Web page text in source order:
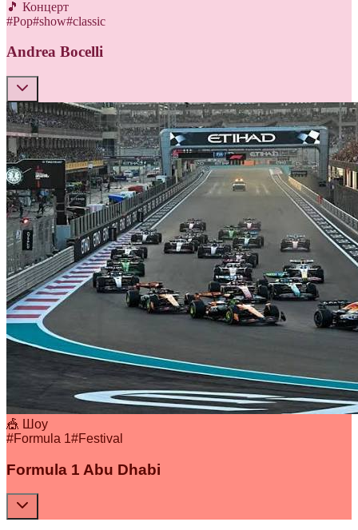
🎵 Концерт
#Pop#show#classic
Andrea Bocelli
🎪 Шоу
#Formula 1#Festival
Formula 1 Abu Dhabi